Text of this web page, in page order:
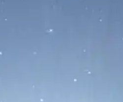
Una Mancha
Intensificar la
La actividad del Sol
días debido a la